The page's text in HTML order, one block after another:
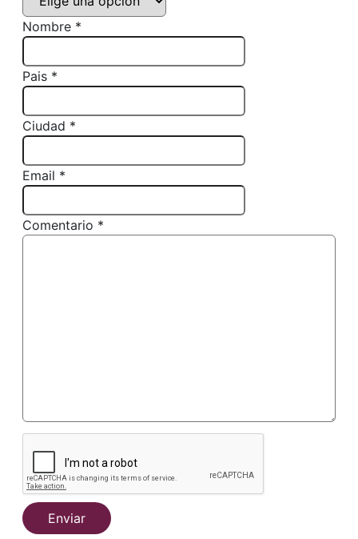
Nombre *
Pais *
Ciudad *
Email *
Comentario *
Enviar